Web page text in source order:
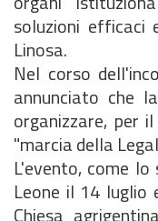
soluzioni
Linosa.
Nel corso
annunciato che
organizzare, per
"marcia della
L'evento, come
Leone il 14 luglio
Chiesa